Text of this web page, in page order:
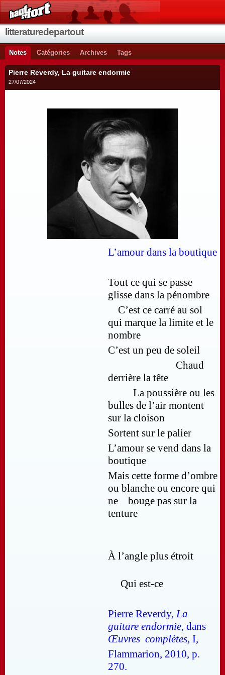
litteraturedepartout
Notes Catégories Archives Tags
Pierre Reverdy, La guitare endormie
27/07/2024
L’amour dans la boutique
Tout ce qui se passe
glisse dans la pénombre
C’est ce carré au sol
qui marque la limite et le
nombre
C’est un peu de soleil
Chaud
derrière la tête
La poussière ou les
bulles de l’air montent
sur la cloison
Sortent sur le palier
L’amour se vend dans la
boutique
Mais cette forme d’ombre
ou blanche ou encore qui
ne bouge pas sur la
tenture
À l’angle plus étroit
Qui est-ce
Pierre Reverdy,La
guitare endormie, dans
Œuvres complètes, I,
Flammarion, 2010, p.
270.